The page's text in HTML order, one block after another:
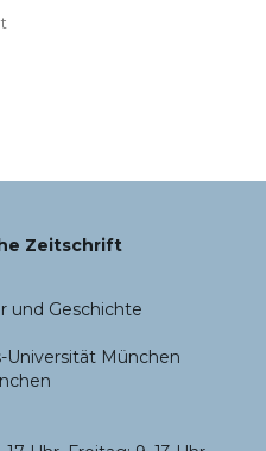
Zeitschrift
und Geschichte
Universität München